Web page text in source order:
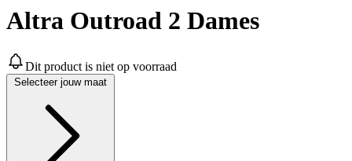
Altra Outroad 2 Dames
Dit product is niet op voorraad
Selecteer jouw maat